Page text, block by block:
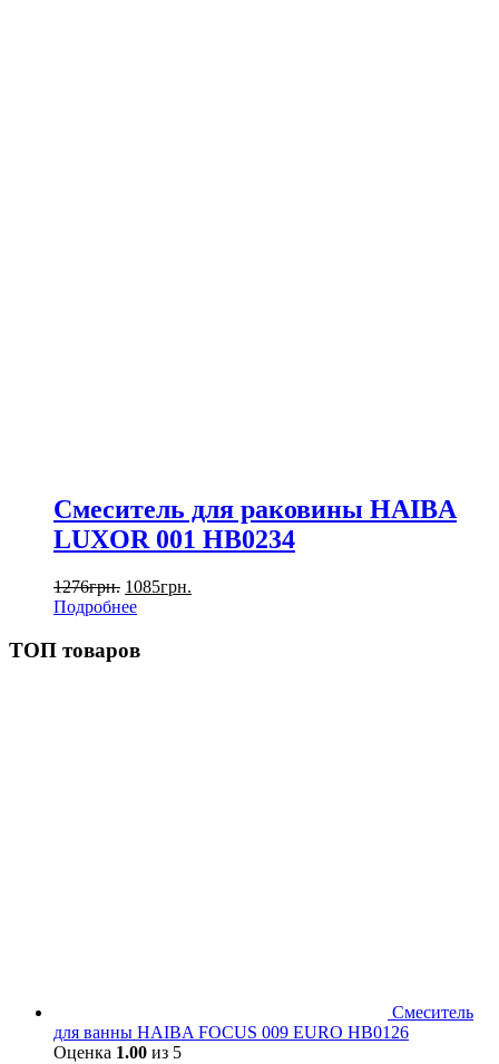
Смеситель для раковины HAIBA
LUXOR 001 HB0234
1276грн. 1085грн.
Подробнее
ТОП товаров
Смеситель
для ванны HAIBA FOCUS 009 EURO HB0126
Оценка 1.00 из 5